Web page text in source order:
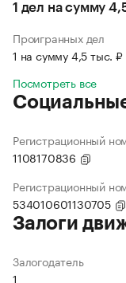
1 дел на сумму
Проигранных дел
1 на сумму 4,5 тыс. ₽
Посмотреть все
Регистрационный
1108170836
Регистрационный
534010601130705
Залоги
Залогодатель
1